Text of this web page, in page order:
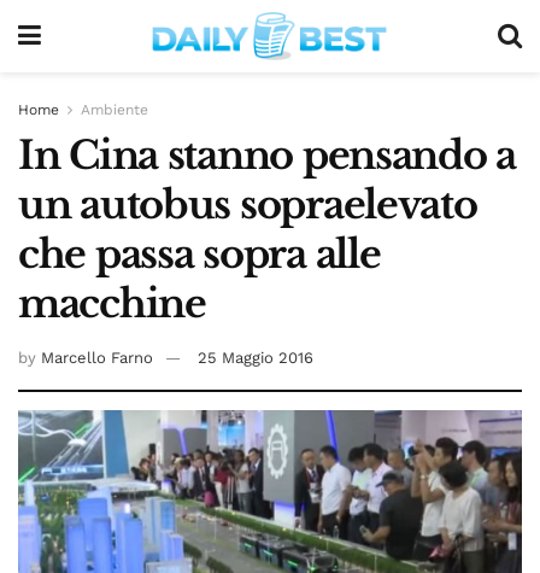
Home Ambiente
In Cina stanno pensando a
un autobus sopraelevato
che passa sopra alle
macchine
by Marcello Farno 25 Maggio 2016